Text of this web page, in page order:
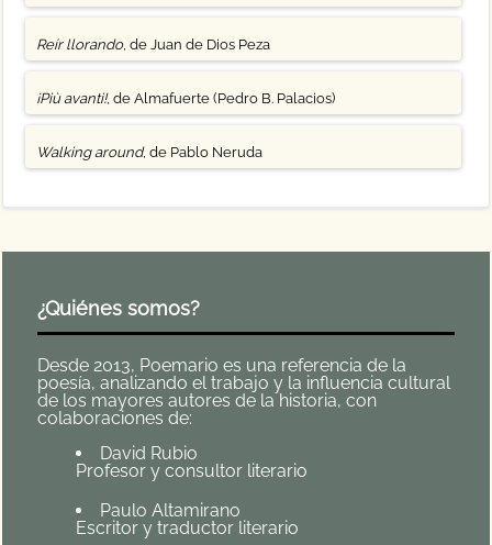
Reír llorando, de Juan de Dios Peza
¡Più avanti!, de Almafuerte (Pedro B. Palacios)
Walking around, de Pablo Neruda
¿Quiénes somos?
Desde 2013, Poemario es una referencia de la
poesía, analizando el trabajo y la influencia cultural
de los mayores autores de la historia, con
colaboraciones de:
David Rubio
Profesor y consultor literario
Paulo Altamirano
Escritor y traductor literario